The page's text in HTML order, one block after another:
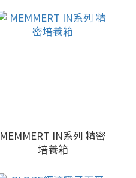
MEMMERT IN系列 精密
培養箱